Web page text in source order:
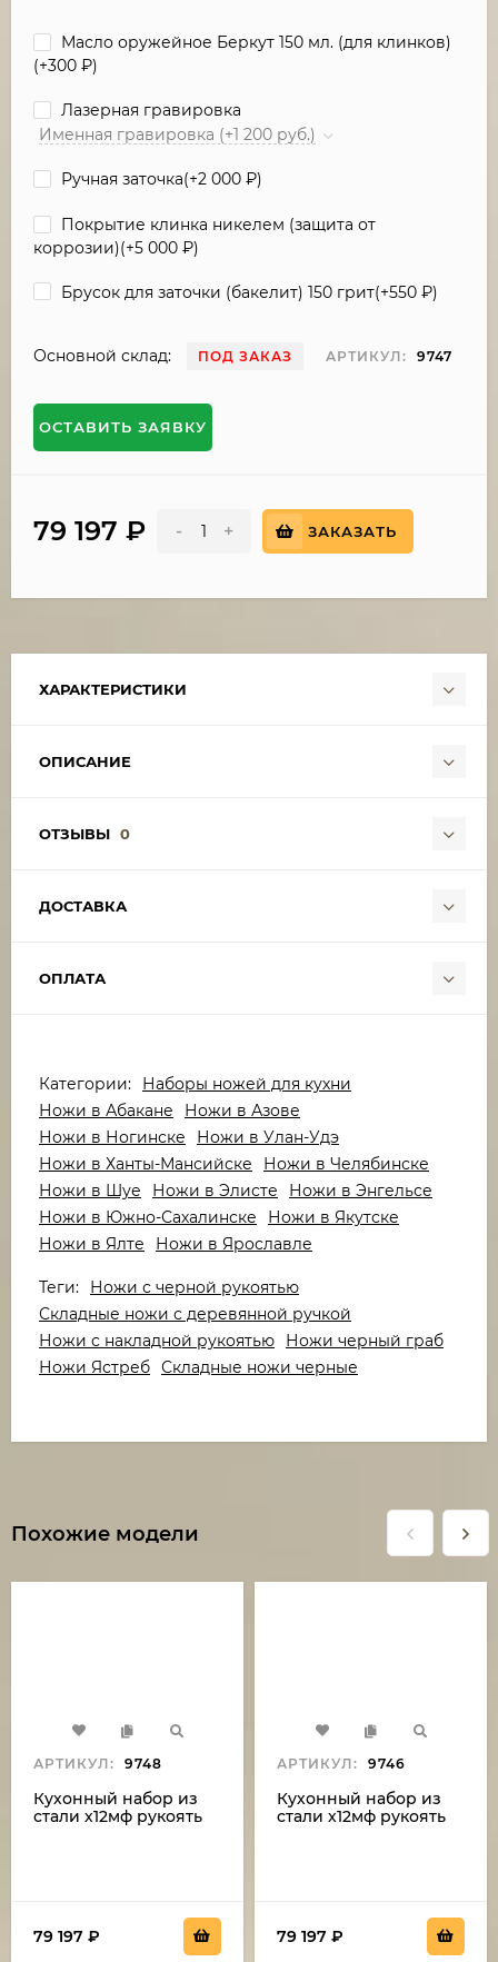
Масло оружейное Беркут 150 мл. (для клинков)
(+300 ₽)
Лазерная гравировка
Именная гравировка (+1 200 руб.)
Ручная заточка(+2 000 ₽)
Покрытие клинка никелем (защита от
коррозии)(+5 000 ₽)
Брусок для заточки (бакелит) 150 грит(+550 ₽)
Основной склад: ПОД ЗАКАЗ АРТИКУЛ: 9747
ОСТАВИТЬ ЗАЯВКУ
79 197 ₽ - + ЗАКАЗАТЬ
ХАРАКТЕРИСТИКИ
ОПИСАНИЕ
ОТЗЫВЫ 0
ДОСТАВКА
ОПЛАТА
Категории:
Наборы ножей для кухни
Ножи в Абакане
Ножи в Азове
Ножи в Ногинске
Ножи в Улан-Удэ
Ножи в Ханты-Мансийске
Ножи в Челябинске
Ножи в Шуе
Ножи в Элисте
Ножи в Энгельсе
Ножи в Южно-Сахалинске
Ножи в Якутске
Ножи в Ялте
Ножи в Ярославле
Теги:
Ножи с черной рукоятью
Складные ножи с деревянной ручкой
Ножи с накладной рукоятью
Ножи черный граб
Ножи Ястреб Складные ножи черные
Похожие модели
АРТИКУЛ: 9748
Кухонный набор из
стали х12мф рукоять
79 197 ₽
АРТИКУЛ: 9746
Кухонный набор из
стали х12мф рукоять
79 197 ₽